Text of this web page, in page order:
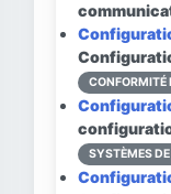
CONFORMITÉ
SYSTÈMES